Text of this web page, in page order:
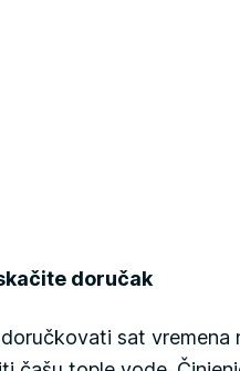
doručak
sat vremena